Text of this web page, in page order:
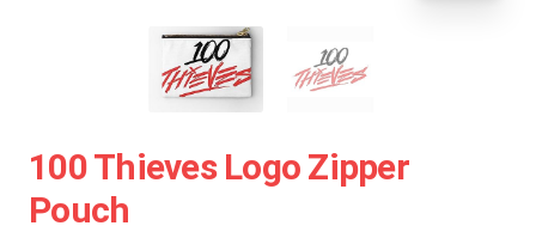
100 Thieves Logo Zipper
Pouch